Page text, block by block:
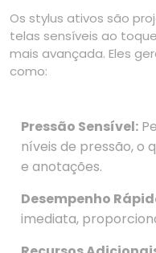
Os stylus ativos são
telas sensíveis ao
mais avançada. Eles
como:
Pressão Sensível:
níveis de pressão, o
e anotações.
Desempenho
imediata,